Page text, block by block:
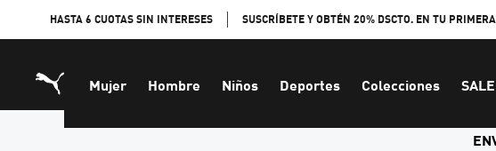
HASTA 6 CUOTAS SIN INTERESES SUSCRÍBETE Y OBTÉN 20% DSCTO. EN TU
Mujer Hombre Niños Deportes Colecciones SALE